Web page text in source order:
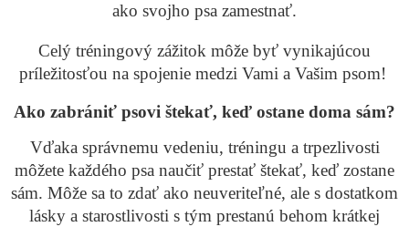
ako svojho psa zamestnať.
Celý tréningový zážitok môže byť vynikajúcou
príležitosťou na spojenie medzi Vami a Vašim psom!
Ako zabrániť psovi štekať, keď ostane doma sám?
Vďaka správnemu vedeniu, tréningu a trpezlivosti
môžete každého psa naučiť prestať štekať, keď zostane
sám. Môže sa to zdať ako neuveriteľné, ale s dostatkom
lásky a starostlivosti s tým prestanú behom krátkej